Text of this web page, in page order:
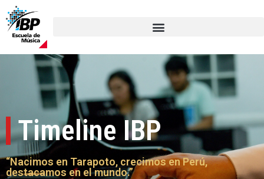
Timeline IBP
“Nacimos en Tarapoto, crecimos en Perú,
destacamos en el mundo.”